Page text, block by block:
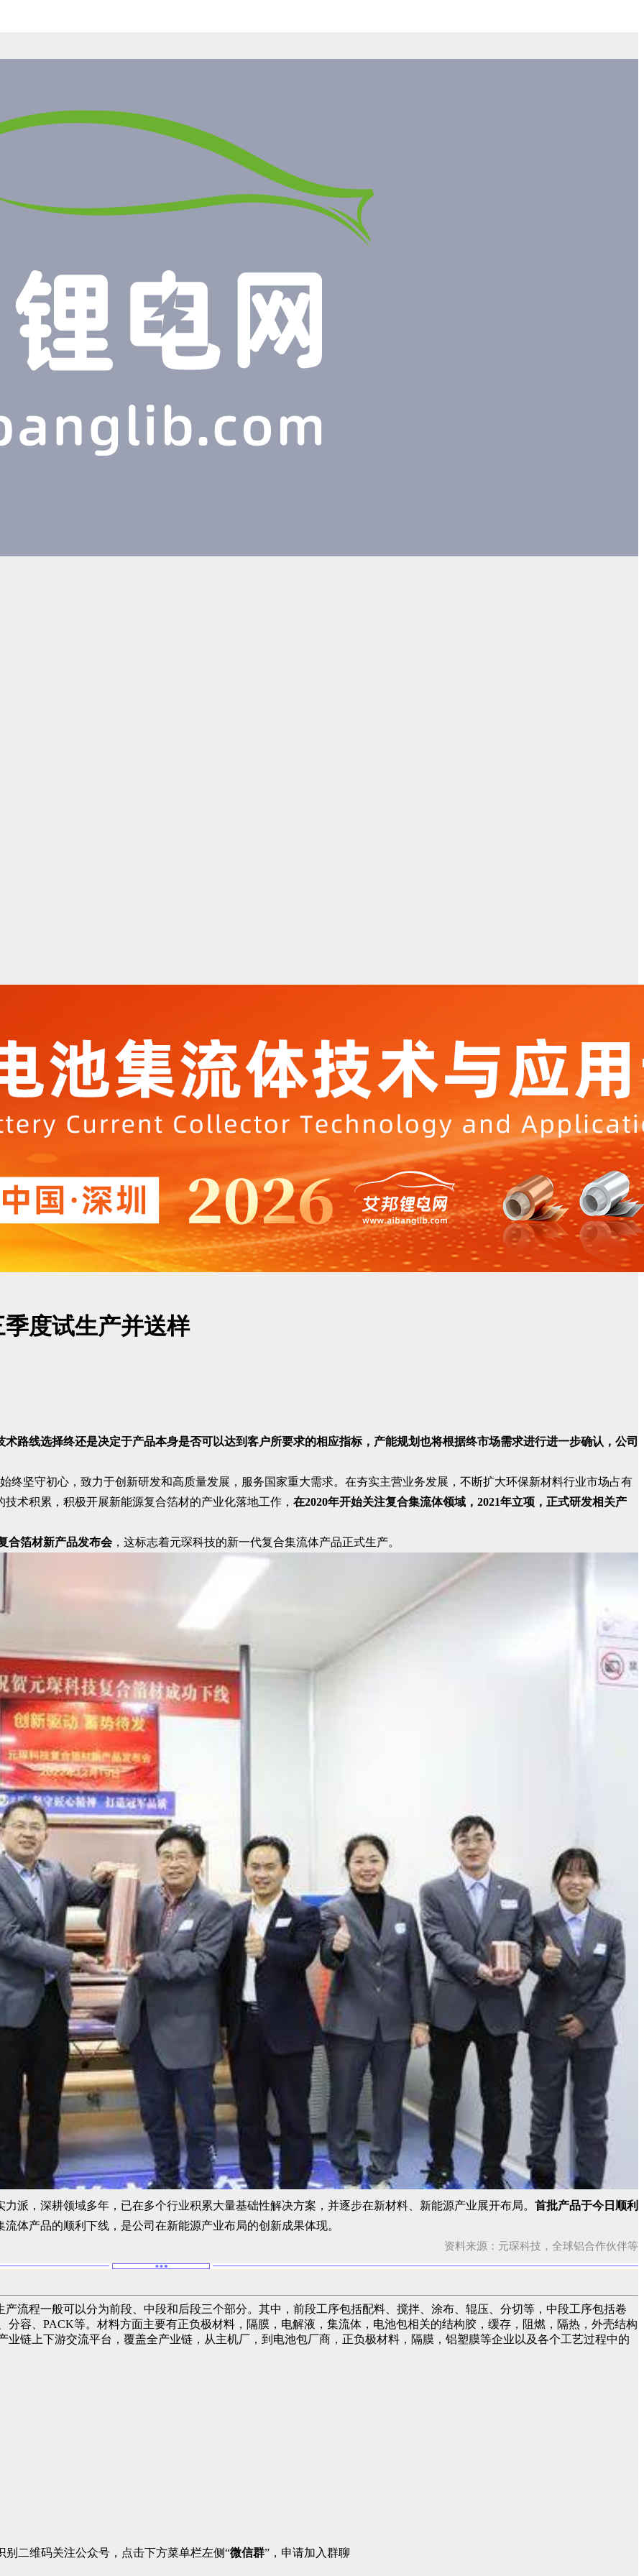
度试生产并送样
术路线选择终还是决定于产品本身是否可以达到客户所要求的相应指标，产能规划也将根据终市场需求进行进一步确认，公司
终坚守初心，致力于创新研发和高质量发展，服务国家重大需求。在夯实主营业务发展，不断扩大环保新材料行业市场占有
术积累，积极开展新能源复合箔材的产业化落地工作， 在2020年开始关注复合集流体领域，2021年立项，正式研发相关产
合箔材新产品发布会，这标志着元琛科技的新一代复合集流体产品正式生产。
派，深耕领域多年，已在多个行业积累大量基础性解决方案，并逐步在新材料、新能源产业展开布局。 首批产品于今日顺利
流体产品的顺利下线，是公司在新能源产业布局的创新成果体现。
资料来源：元琛科技，全球铝合作伙伴等
流程一般可以分为前段、中段和后段三个部分。其中，前段工序包括配料、搅拌、涂布、辊压、分切等，中段工序包括卷
容、PACK等。材料方面主要有正负极材料，隔膜，电解液，集流体，电池包相关的结构胶，缓存，阻燃，隔热，外壳结构
链上下游交流平台，覆盖全产业链，从主机厂，到电池包厂商，正负极材料，隔膜，铝塑膜等企业以及各个工艺过程中的
别二维码关注公众号，点击下方菜单栏左侧“微信群”，申请加入群聊